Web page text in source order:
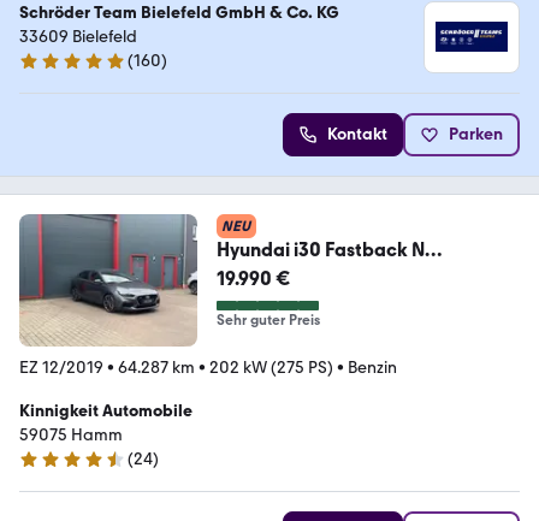
Schröder Team Bielefeld GmbH & Co. KG
33609 Bielefeld
4.8 Sterne
(160)
Kontakt Parken
NEU
Hyundai i30 Fastback N
Performance*Komfort*
19.990 €
Sehr guter Preis
EZ 12/2019 • 64.287 km • 202 kW (275 PS) • Benzin
Kinnigkeit Automobile
59075 Hamm
4.3 Sterne
(24)